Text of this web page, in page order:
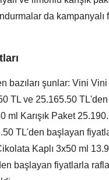
da kampanyalı
bazıları şunlar: Vini
TL ve 25.165.50
ml Karışık Paket
TL'den başlayan
Kaplı 3x50 ml
başlayan fiyatlarla